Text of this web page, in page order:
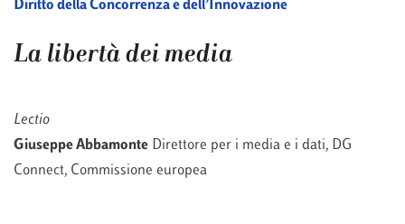
Diritto della Concorrenza e dell’Innovazione
La libertà dei media
Lectio
Giuseppe AbbamonteDirettore per i media e i dati, DG
Connect, Commissione europea